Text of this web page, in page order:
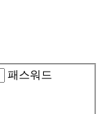
패스워드